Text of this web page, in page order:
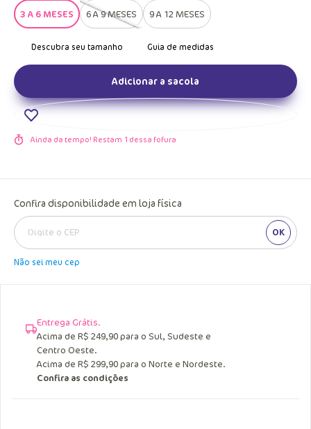
3 A 6 MESES 6 A 9 MESES 9 A 12 MESES
Adicionar a sacola
Ainda da tempo! Restam 1 dessa fofura
Confira disponibilidade em loja física
OK
Não sei meu cep
Entrega Grátis.
Acima de R$ 249,90 para o Sul, Sudeste e
Centro Oeste.
Acima de R$ 299,90 para o Norte e Nordeste.
Confira as condições